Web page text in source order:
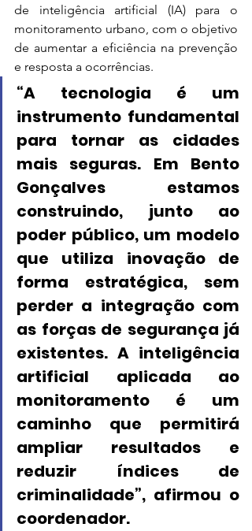
de inteligência artificial (IA) para o
monitoramento urbano, com o objetivo
de aumentar a eficiência na prevenção
e resposta a ocorrências.
“A tecnologia é um
instrumento fundamental
para tornar as cidades
mais seguras. Em Bento
Gonçalves estamos
construindo, junto ao
poder público, um modelo
que utiliza inovação de
forma estratégica, sem
perder a integração com
as forças de segurança já
existentes. A inteligência
artificial aplicada ao
monitoramento é um
caminho que permitirá
ampliar resultados e
reduzir índices de
criminalidade”, afirmou o
coordenador.